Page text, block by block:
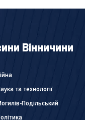
Вінничини
та технології
Подільський